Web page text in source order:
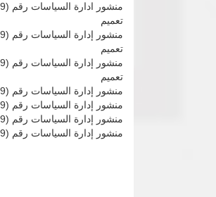
منشور ادارة السياسات رقم (7/2019)
تعميم
منشور إدارة السياسات رقم (6/2019)
تعميم
منشور إدارة السياسات رقم (5/2019)
تعميم
منشور إدارة السياسات رقم (4/2019)
منشور إدارة السياسات رقم (3/2019)
منشور إدارة السياسات رقم (2/2019)
منشور إدارة السياسات رقم (1/2019)